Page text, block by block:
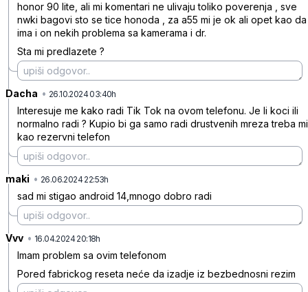
honor 90 lite, ali mi komentari ne ulivaju toliko poverenja , sve
nwki bagovi sto se tice honoda , za a55 mi je ok ali opet kao da
ima i on nekih problema sa kamerama i dr.
Sta mi predlazete ?
Dacha • 26.10.2024 03:40h
Interesuje me kako radi Tik Tok na ovom telefonu. Je li koci ili
normalno radi ? Kupio bi ga samo radi drustvenih mreza treba mi
kao rezervni telefon
maki • 26.06.2024 22:53h
sad mi stigao android 14,mnogo dobro radi
Vvv • 16.04.2024 20:18h
Imam problem sa ovim telefonom
Pored fabrickog reseta neće da izadje iz bezbednosni rezim